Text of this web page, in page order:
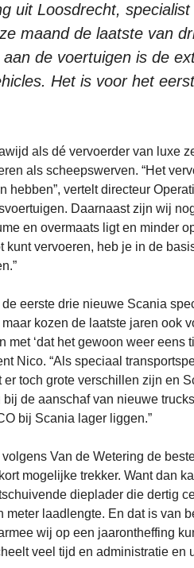
uit Loosdrecht,
maand de laatste van
de voertuigen is de
Het is voor het
als dé vervoerder van luxe
als scheepswerven. “Het
hebben”, vertelt directeur
Daarnaast zijn wij
en overmaats ligt en minder
vervoeren, heb je in de
eerste drie nieuwe Scania
kozen de laatste jaren ook
met ‘dat het gewoon weer
Nico. “Als speciaal
er toch grote verschillen zijn en
de aanschaf van nieuwe
bij Scania lager liggen.”
Van de Wetering de
mogelijke trekker. Want dan
dieplader die dertig
meter laadlengte. En dat is van
wij op een jaarontheffing
veel tijd en administratie en